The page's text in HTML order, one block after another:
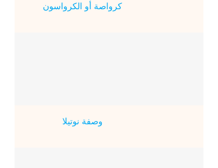
كرواصة أو الكرواسون
وصفة نوتيلا